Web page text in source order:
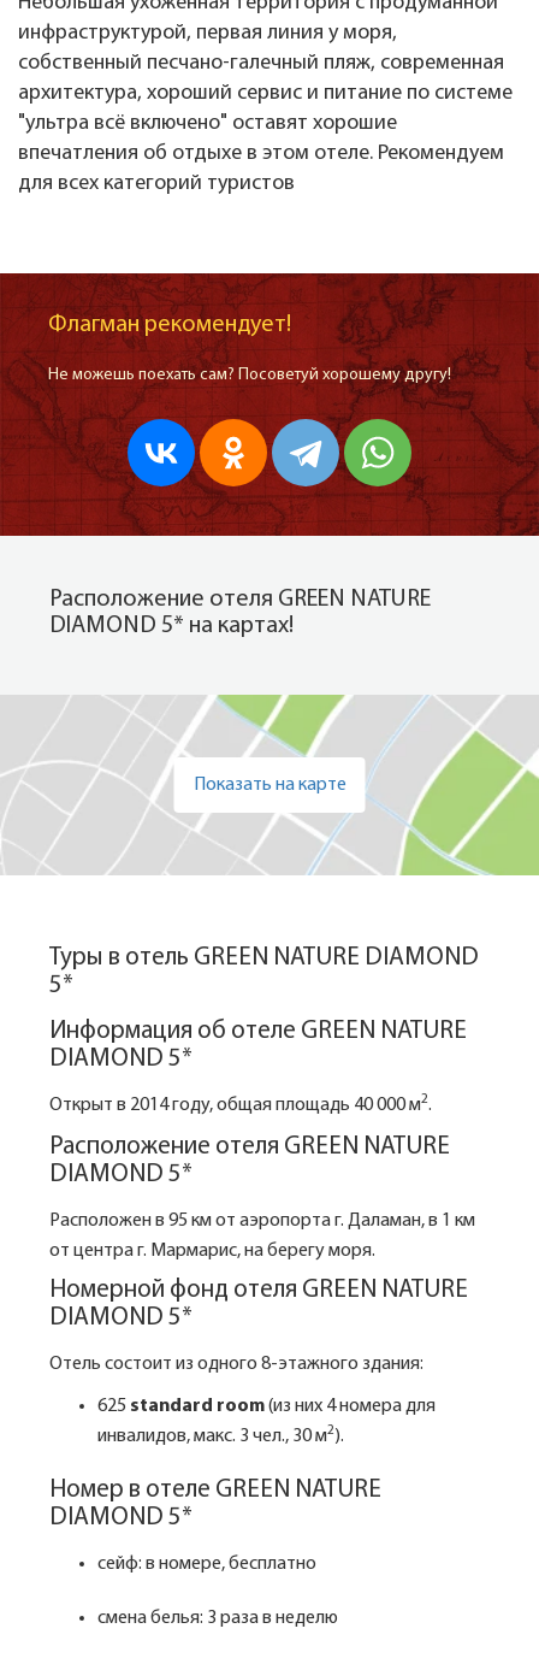
инфраструктурой, первая линия у моря,
собственный песчано-галечный пляж, современная
архитектура, хороший сервис и питание по системе
"ультра всё включено" оставят хорошие
впечатления об отдыхе в этом отеле. Рекомендуем
для всех категорий туристов
Флагман рекомендует!
Не можешь поехать сам? Посоветуй хорошему другу!
Расположение отеля GREEN NATURE
DIAMOND 5* на картах!
Показать на карте
Туры в отель GREEN NATURE DIAMOND
5*
Информация об отеле GREEN NATURE
DIAMOND 5*
Открыт в 2014 году, общая площадь 40 000 м2.
Расположение отеля GREEN NATURE
DIAMOND 5*
Расположен в 95 км от аэропорта г. Даламан, в 1 км
от центра г. Мармарис, на берегу моря.
Номерной фонд отеля GREEN NATURE
DIAMOND 5*
Отель состоит из одного 8-этажного здания:
625 standard room(из них 4 номера для
инвалидов, макс. 3 чел., 30 м2).
Номер в отеле GREEN NATURE
DIAMOND 5*
сейф: в номере, бесплатно
смена белья: 3 раза в неделю